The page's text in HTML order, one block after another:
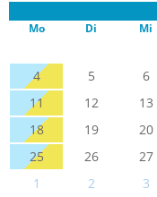
Mo Di Mi
4
5 6
11
12 13
18
19 20
25
26 27
1
2 3